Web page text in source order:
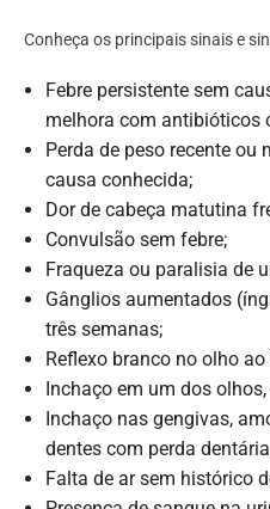
Conheça os principais sinais e
Febre persistente sem
melhora com antibióticos
Perda de peso recente ou
causa conhecida;
Dor de cabeça matutina
Convulsão sem febre;
Fraqueza ou paralisia de
Gânglios aumentados
três semanas;
Reflexo branco no olho
Inchaço em um dos
Inchaço nas gengivas,
dentes com perda
Falta de ar sem histórico